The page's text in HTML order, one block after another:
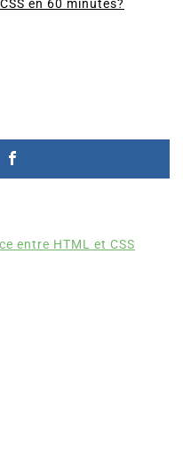
en 60 minutes?
entre HTML et CSS